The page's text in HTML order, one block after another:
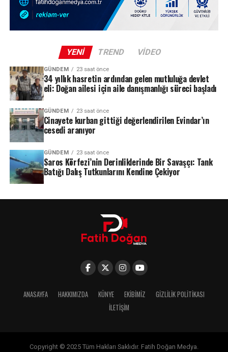
YENI TREND VIDEO
GÜNDEM 23 saat önce
34 yıllık hasretin ardından gelen mutluluğa devlet
eli: Doğan ailesi için aile danışmanlığı süreci başladı
GÜNDEM 23 saat önce
Cinayete kurban gittiği değerlendirilen Evindar’ın
cesedi aranıyor
GÜNDEM 23 saat önce
Saros Körfezi’nin Derinliklerinde Bir Savaşçı: Tank
Batığı Dalış Tutkunlarını Kendine Çekiyor
ANASAYFA HAKKIMIZDA KÜNYE EKIBIMIZ
GIZLILIK POLITIKASI
İLETIŞIM
Copyright © 2025 Tüm Hakları Saklıdır. Fatih Doğan Medya.